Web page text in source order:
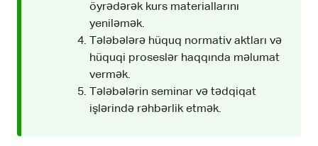
öyrədərək kurs materiallarını
yeniləmək.
Tələbələrə hüquq normativ aktları və
hüquqi proseslər haqqında məlumat
vermək.
Tələbələrin seminar və tədqiqat
işlərində rəhbərlik etmək.